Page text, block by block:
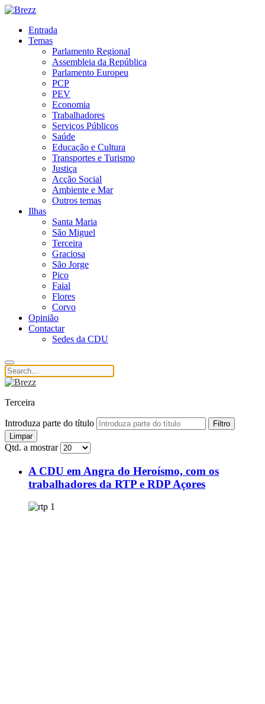
Entrada
Temas
Parlamento Regional
Assembleia da República
Parlamento Europeu
PCP
PEV
Economia
Trabalhadores
Serviços Públicos
Saúde
Educação e Cultura
Transportes e Turismo
Justiça
Acção Social
Ambiente e Mar
Outros temas
Ilhas
Santa Maria
São Miguel
Terceira
Graciosa
São Jorge
Pico
Faial
Flores
Corvo
Opinião
Contactar
Sedes da CDU
Terceira
Introduza parte do título
Filtro
Limpar
Qtd. a mostrar
A CDU em Angra do Heroísmo, com os
trabalhadores da RTP e RDP Açores